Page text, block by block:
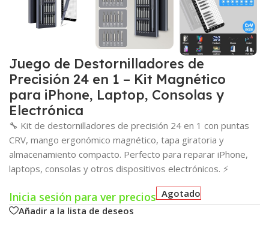
Juego de Destornilladores de
Precisión 24 en 1 – Kit Magnético
para iPhone, Laptop, Consolas y
Electrónica
🔧 Kit de destornilladores de precisión 24 en 1 con puntas
CRV, mango ergonómico magnético, tapa giratoria y
almacenamiento compacto. Perfecto para reparar iPhone,
laptops, consolas y otros dispositivos electrónicos. ⚡
Inicia sesión para ver precios Agotado
Añadir a la lista de deseos